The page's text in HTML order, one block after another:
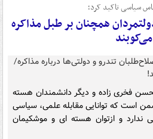
سیاسی تاکید کرد؛
همچنان بر طبل مذاکره
می‌کوبند
فخری زاده و دیگر دانشمندان هسته
است که توانایی مقابله علمی، سیاسی
ندارد و ازتوان هسته ای و موشکیمان